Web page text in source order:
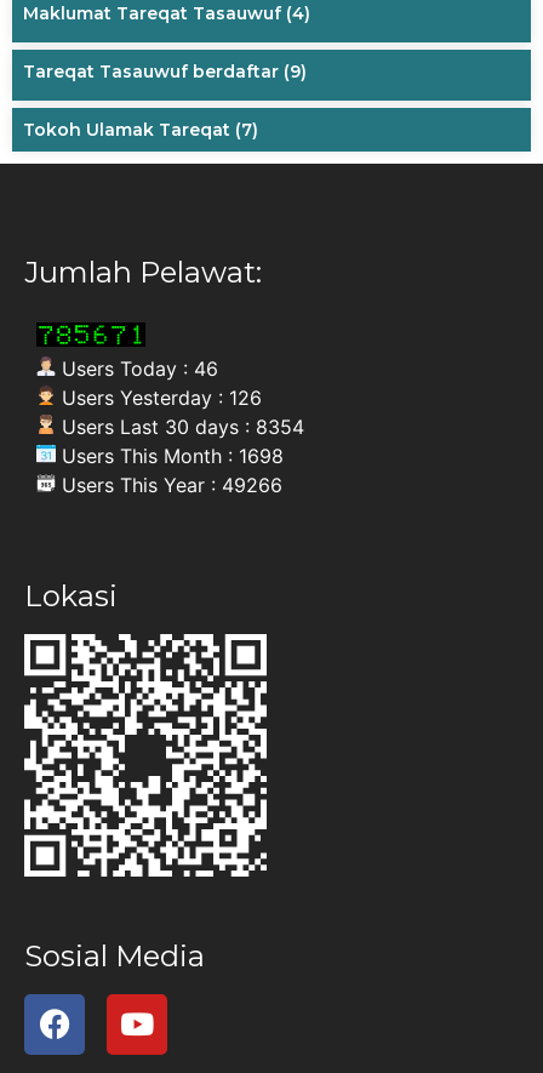
Maklumat Tareqat Tasauwuf(4)
Tareqat Tasauwuf berdaftar (9)
Tokoh Ulamak Tareqat (7)
Jumlah Pelawat:
Users Today : 46
Users Yesterday : 126
Users Last 30 days : 8354
Users This Month : 1698
Users This Year : 49266
Lokasi
Sosial Media